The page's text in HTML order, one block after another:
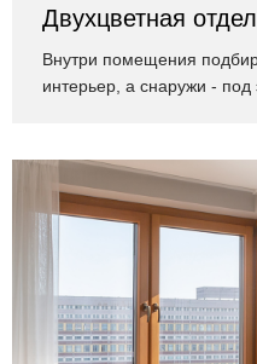
Двухцветная
Внутри помещения
интерьер, а снаружи - под